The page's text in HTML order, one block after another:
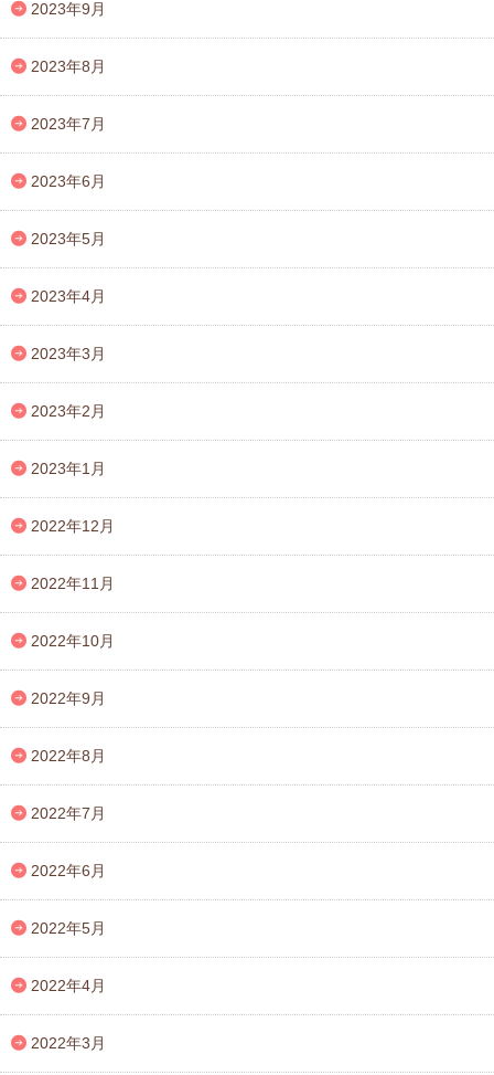
2023年9月
2023年8月
2023年7月
2023年6月
2023年5月
2023年4月
2023年3月
2023年2月
2023年1月
2022年12月
2022年11月
2022年10月
2022年9月
2022年8月
2022年7月
2022年6月
2022年5月
2022年4月
2022年3月